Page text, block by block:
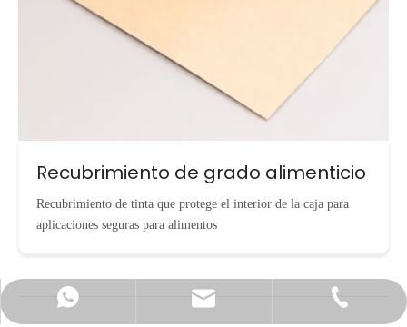
Recubrimiento de grado alimenticio
Recubrimiento de tinta que protege el interior de la caja para
aplicaciones seguras para alimentos
Contactar vía WhatsApp
info@cnecopackaging.com
+86-15221732206